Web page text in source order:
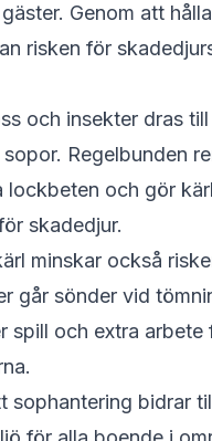
Genom att
risken för
och insekter dras
Regelbunden
lockbeten och gör
skadedjur.
minskar också
går sönder vid
spill och extra arbete
sophantering bidrar